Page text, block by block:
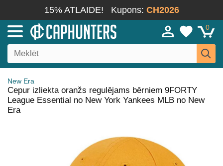
15% ATLAIDE! Kupons: CH2026
0
New Era
Cepur izliekta oranžs regulējams bērniem 9FORTY
League Essential no New York Yankees MLB no New
Era